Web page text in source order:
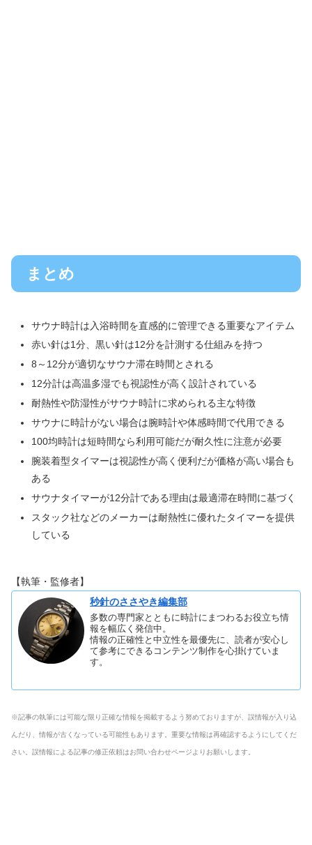
まとめ
サウナ時計は入浴時間を直感的に管理できる重要なアイテム
赤い針は1分、黒い針は12分を計測する仕組みを持つ
8～12分が適切なサウナ滞在時間とされる
12分計は高温多湿でも視認性が高く設計されている
耐熱性や防湿性がサウナ時計に求められる主な特徴
サウナに時計がない場合は腕時計や体感時間で代用できる
100均時計は短時間なら利用可能だが耐久性に注意が必要
腕装着型タイマーは視認性が高く便利だが価格が高い場合も
ある
サウナタイマーが12分計である理由は最適滞在時間に基づく
スタック社などのメーカーは耐熱性に優れたタイマーを提供
している
【執筆・監修者】
秒針のささやき編集部
多数の専門家とともに時計にまつわるお役立ち情
報を幅広く発信中。
情報の正確性と中立性を最優先に、読者が安心し
て参考にできるコンテンツ制作を心掛けていま
す。
※記事の執筆には可能な限り正確な情報を掲載するよう努めておりますが、誤情報が入り込
んだり、情報が古くなっている可能性もあります。重要な情報は再確認するようにしてくだ
さい。誤情報による記事の修正依頼はお問い合わせページよりお願いします。